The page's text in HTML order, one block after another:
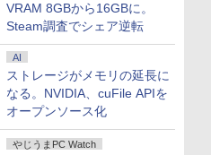
VRAM 8GBから16GBに。
Steam調査でシェア逆転
AI
ストレージがメモリの延長に
なる。NVIDIA、cuFile APIを
オープンソース化
やじうまPC Watch